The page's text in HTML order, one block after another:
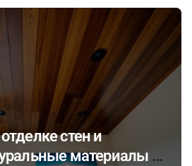
стен и
материалы и